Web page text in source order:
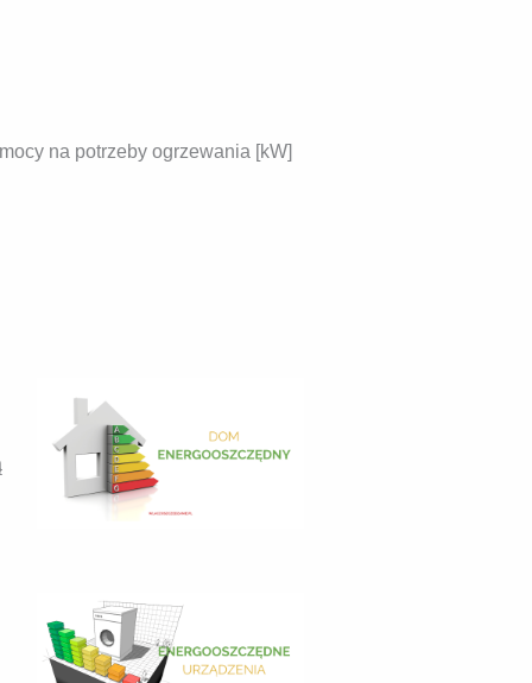
na potrzeby ogrzewania [kW]